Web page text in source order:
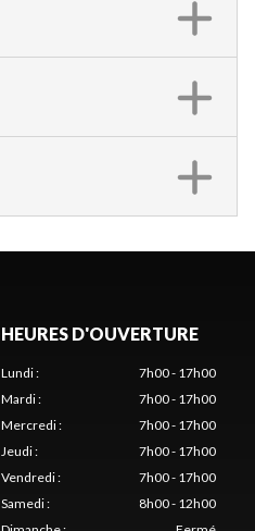
HEURES D'OUVERTURE
Lundi:
7h00 - 17h00
Mardi:
7h00 - 17h00
Mercredi:
7h00 - 17h00
Jeudi:
7h00 - 17h00
Vendredi:
7h00 - 17h00
Samedi:
8h00 - 12h00